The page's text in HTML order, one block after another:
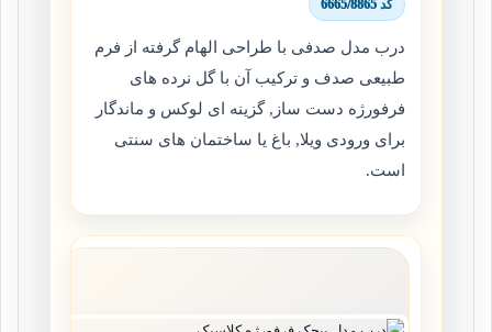
کد 6665/8865
درب مدل صدفی با طراحی الهام گرفته از فرم
طبیعی صدف و ترکیب آن با گل نرده های
فرفورژه دست ساز, گزینه ای لوکس و ماندگار
برای ورودی ویلا, باغ یا ساختمان های سنتی
است.